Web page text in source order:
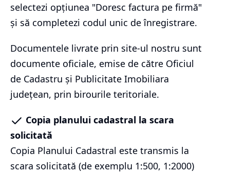
selectezi opțiunea "Doresc factura pe firmă"
și să completezi codul unic de înregistrare.
Documentele livrate prin site-ul nostru sunt
documente oficiale, emise de către Oficiul
de Cadastru și Publicitate Imobiliara
județean, prin birourile teritoriale.
Copia planului cadastral la scara
solicitată
Copia Planului Cadastral este transmis la
scara solicitată (de exemplu 1:500, 1:2000)